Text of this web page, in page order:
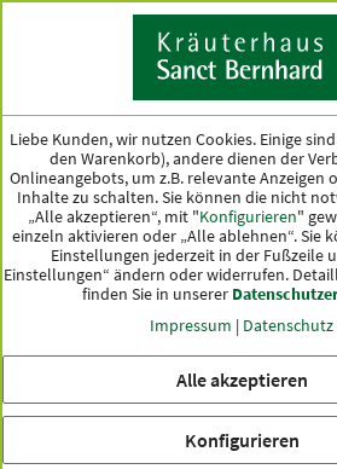
Land
Ok
KATEGORIEN ANGEBOTE
versandkostenfrei
innerhalb Deutschlands
Liebe Kunden, wir nutzen Cookies. Einige
den Warenkorb), andere dienen der
Onlineangebots, um z.B. relevante Anzeigen
Inhalte zu schalten. Sie können die nicht
„Alle akzeptieren“, mit "Konfigurieren"
einzeln aktivieren oder „Alle ablehnen“. Sie
Einstellungen jederzeit in der Fußzeile
Einstellungen“ ändern oder widerrufen.
finden Sie in unserer
Impressum | Datenschutz
Alle akzeptieren
Konfigurieren